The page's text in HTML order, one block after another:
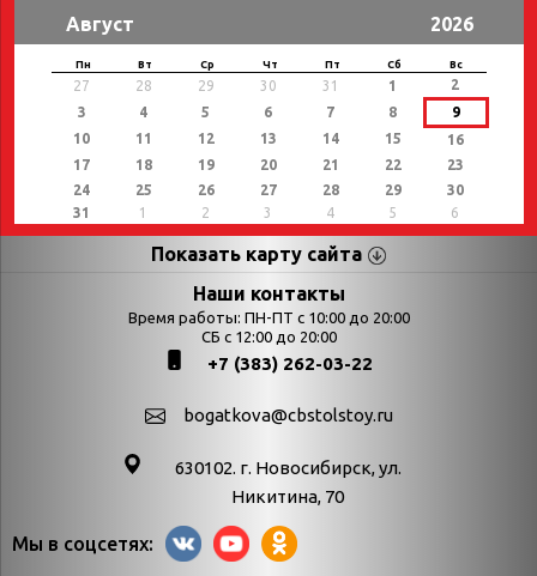
Август 2026
Пн Вт Ср Чт Пт Сб Вс
27 28 29 30 31 1
2
3
4 5 6 7 8
9
10
11 12 13 14 15
16
17
18 19 20 21 22
23
24
25 26 27 28 29
30
31
1 2 3 4 5 6
Показать карту сайта
Страницы Категории
Календарь
Богатков
Выставки
День в истории
День в истории.
День в истории.
Наши контакты
Время работы: ПН-ПТ с 10:00 до 20:00
СБ с 12:00 до 20:00
+7 (383) 262-03-22
bogatkova@cbstolstoy.ru
630102. г. Новосибирск, ул.
Никитина, 70
Мы в соцсетях: